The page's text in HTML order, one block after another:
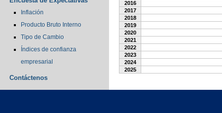
Inflación
Producto Bruto Interno
Tipo de Cambio
Índices de confianza
empresarial
Contáctenos
2016
2017
2018
2019
2020
2021
2022
2023
2024
2025